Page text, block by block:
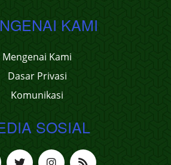
KAMI
Mengenai Kami
Dasar Privasi
Komunikasi
SOSIAL